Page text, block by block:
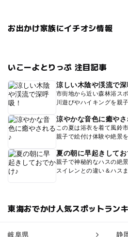
お出かけ家族にイチオシ情報
いこーよとりっぷ 注目記事
涼しい木陰や渓流で深
市街地から近い森林浴ス
川遊びやハイキングを親
涼やかな音色に癒やさ
この夏は浴衣を着て風鈴
親子で絵付け体験や絶景
夏の朝に早起きしてお
親子で神秘的なハスの絶
スイレンとの違い＆ハス
東海おでかけ人気スポットラン
岐阜県 静